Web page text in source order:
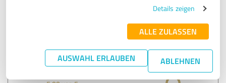
Details zeigen
ALLE ZULASSEN
AUSWAHL ERLAUBEN ABLEHNEN
31.05.2026 Anonym